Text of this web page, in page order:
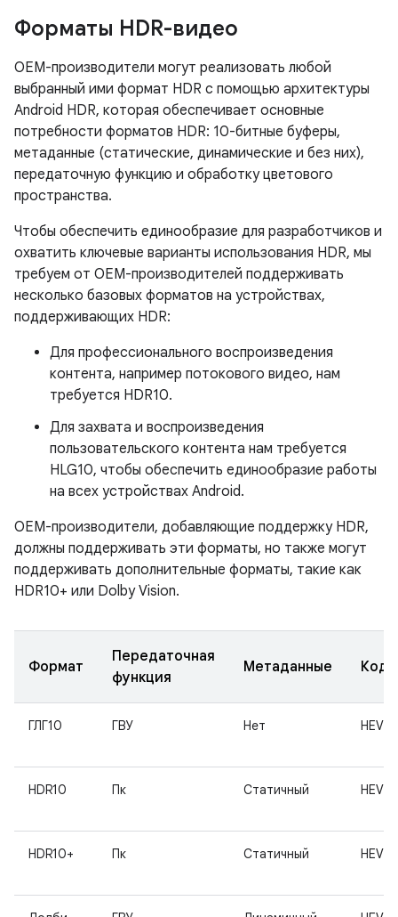
Форматы HDR-видео
OEM-производители могут реализовать любой
выбранный ими формат HDR с помощью архитектуры
Android HDR, которая обеспечивает основные
потребности форматов HDR: 10-битные буферы,
метаданные (статические, динамические и без них),
передаточную функцию и обработку цветового
пространства.
Чтобы обеспечить единообразие для разработчиков и
охватить ключевые варианты использования HDR, мы
требуем от OEM-производителей поддерживать
несколько базовых форматов на устройствах,
поддерживающих HDR:
Для профессионального воспроизведения
контента, например потокового видео, нам
требуется HDR10.
Для захвата и воспроизведения
пользовательского контента нам требуется
HLG10, чтобы обеспечить единообразие работы
на всех устройствах Android.
OEM-производители, добавляющие поддержку HDR,
должны поддерживать эти форматы, но также могут
поддерживать дополнительные форматы, такие как
HDR10+ или Dolby Vision.
Формат
Передаточная
функция
Метаданные
ГЛГ10 ГВУ Нет HEVC
HDR10 Пк Статичный HEVC
HDR10+ Пк Статичный HEVC